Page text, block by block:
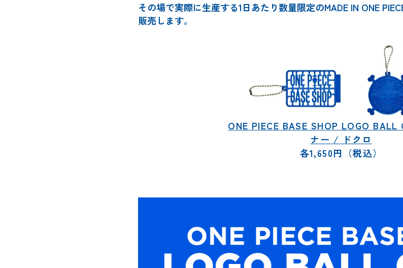
その場で実際に生産する1日あたり数量限定のMADE IN ONE
販売します。
ONE PIECE BASE SHOP LOGO BALL
ナー / ドクロ
各1,650円（税込）